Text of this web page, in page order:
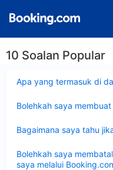
10 Soalan Popular
Apa yang termasuk di
Bolehkah saya
Bagaimana saya tahu
Bolehkah saya
saya melalui